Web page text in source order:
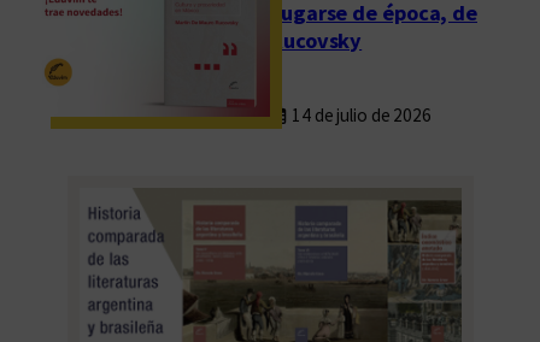
Fugarse de época, de
Rucovsky
14 de julio de 2026